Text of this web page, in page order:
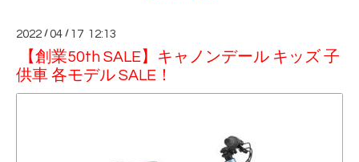
2022 /04 / 17 12:13
【創業50th SALE】キャノンデール キッズ 子
供車 各モデル SALE！